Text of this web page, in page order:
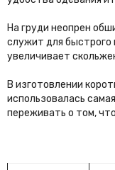
На груди неопрен
служит для быстрого
увеличивает
В изготовлении
использовалась
переживать о том,